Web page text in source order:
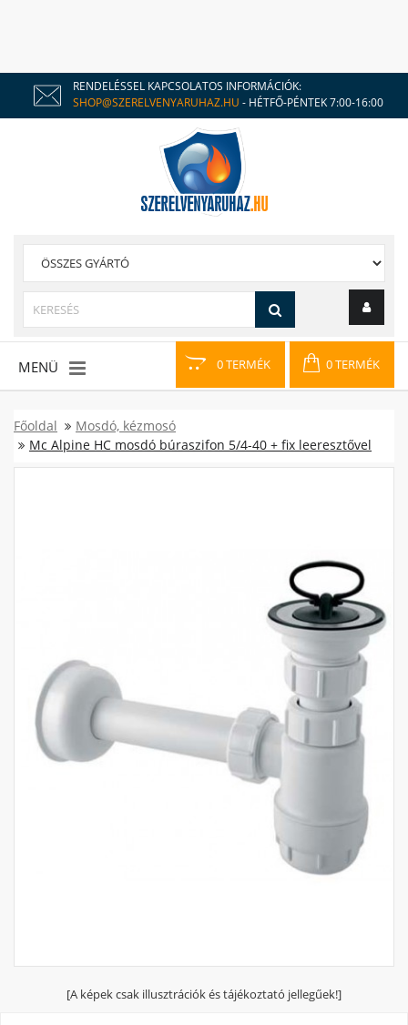
RENDELÉSSEL KAPCSOLATOS INFORMÁCIÓK:
SHOP@SZERELVENYARUHAZ.HU - HÉTFŐ-PÉNTEK 7:00-16:00
0 TERMÉK 0 TERMÉK
MENÜ
Főoldal
Mosdó, kézmosó
Mc Alpine HC mosdó búraszifon 5/4-40 + fix leeresztővel
[A képek csak illusztrációk és tájékoztató jellegűek!]